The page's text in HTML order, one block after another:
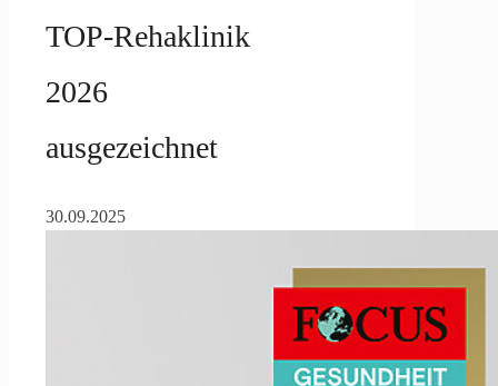
TOP-Rehaklinik
2026
ausgezeichnet
30.09.2025